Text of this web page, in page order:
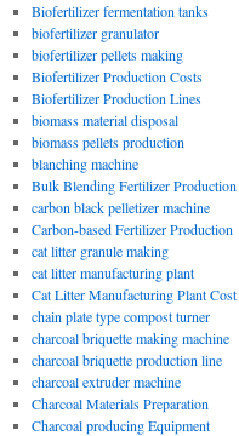
Biofertilizer fermentation tanks
biofertilizer granulator
biofertilizer pellets making
Biofertilizer Production Costs
Biofertilizer Production Lines
biomass material disposal
biomass pellets production
blanching machine
Bulk Blending Fertilizer Production
carbon black pelletizer machine
Carbon-based Fertilizer Production
cat litter granule making
cat litter manufacturing plant
Cat Litter Manufacturing Plant Cost
chain plate type compost turner
charcoal briquette making machine
charcoal briquette production line
charcoal extruder machine
Charcoal Materials Preparation
Charcoal producing Equipment